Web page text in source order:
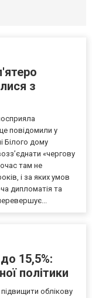
з
повідомили у
Білого дому
«чергову
там не
і за яких умов
дипломатія та
15,5%:
політики
облікову